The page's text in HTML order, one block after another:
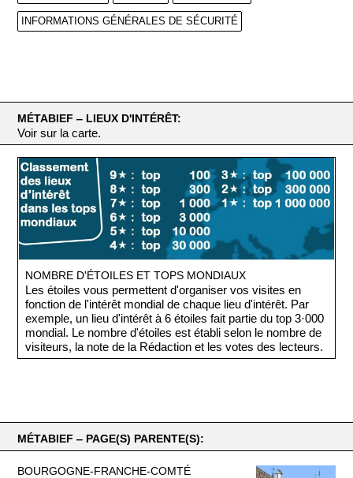
INFORMATIONS GÉNÉRALES DE SÉCURITÉ
MÉTABIEF ‒ LIEUX D'INTÉRÊT:
Voir sur la carte.
NOMBRE D'ÉTOILES ET TOPS MONDIAUX
Les étoiles vous permettent d'organiser vos visites en
fonction de l'intérêt mondial de chaque lieu d'intérêt. Par
exemple, un lieu d'intérêt à 6 étoiles fait partie du top 3·000
mondial. Le nombre d'étoiles est établi selon le nombre de
visiteurs, la note de la Rédaction et les votes des lecteurs.
MÉTABIEF ‒ PAGE(S) PARENTE(S):
BOURGOGNE-FRANCHE-COMTÉ